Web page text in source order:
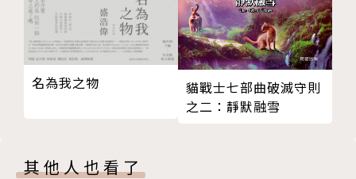
〈那個已然飽和的夏天。〉
〈要死的時候再去死就好〉
〈人生皆喜劇〉
https://youtube.com/playlist?list=PLGepa6W4U
作者簡介
名為我之物
貓戰士七部曲破滅守則
之二：靜默融雪
其他人也看了